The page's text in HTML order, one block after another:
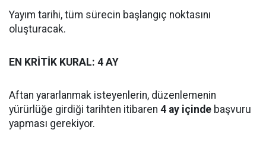
Yayım tarihi, tüm sürecin başlangıç noktasını
oluşturacak.
EN KRİTİK KURAL: 4 AY
Aftan yararlanmak isteyenlerin, düzenlemenin
yürürlüğe girdiği tarihten itibaren 4 ay içinde başvuru
yapması gerekiyor.